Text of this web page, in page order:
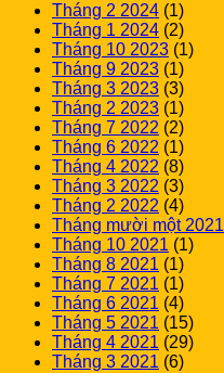
Tháng 2 2024 (1)
Tháng 1 2024 (2)
Tháng 10 2023 (1)
Tháng 9 2023 (1)
Tháng 3 2023 (3)
Tháng 2 2023 (1)
Tháng 7 2022 (2)
Tháng 6 2022 (1)
Tháng 4 2022 (8)
Tháng 3 2022 (3)
Tháng 2 2022 (4)
Tháng mười một 2021
Tháng 10 2021 (1)
Tháng 8 2021 (1)
Tháng 7 2021 (1)
Tháng 6 2021 (4)
Tháng 5 2021 (15)
Tháng 4 2021 (29)
Tháng 3 2021 (6)